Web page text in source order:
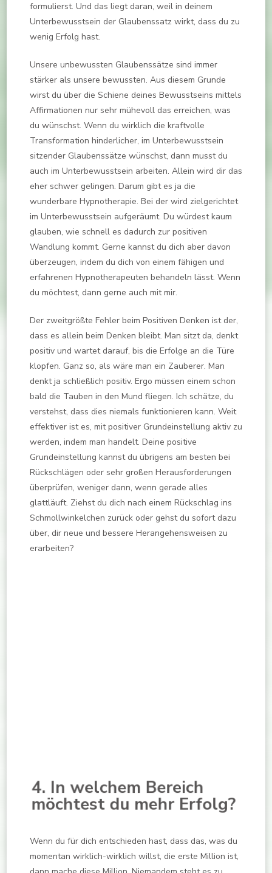
formulierst. Und das liegt daran, weil in deinem
Unterbewusstsein der Glaubenssatz wirkt, dass du zu
wenig Erfolg hast.
Unsere unbewussten Glaubenssätze sind immer
stärker als unsere bewussten. Aus diesem Grunde
wirst du über die Schiene deines Bewusstseins mittels
Affirmationen nur sehr mühevoll das erreichen, was
du wünschst. Wenn du wirklich die kraftvolle
Transformation hinderlicher, im Unterbewusstsein
sitzender Glaubenssätze wünschst, dann musst du
auch im Unterbewusstsein arbeiten. Allein wird dir das
eher schwer gelingen. Darum gibt es ja die
wunderbare Hypnotherapie. Bei der wird zielgerichtet
im Unterbewusstsein aufgeräumt. Du würdest kaum
glauben, wie schnell es dadurch zur positiven
Wandlung kommt. Gerne kannst du dich aber davon
überzeugen, indem du dich von einem fähigen und
erfahrenen Hypnotherapeuten behandeln lässt. Wenn
du möchtest, dann gerne auch mit mir.
Der zweitgrößte Fehler beim Positiven Denken ist der,
dass es allein beim Denken bleibt. Man sitzt da, denkt
positiv und wartet darauf, bis die Erfolge an die Türe
klopfen. Ganz so, als wäre man ein Zauberer. Man
denkt ja schließlich positiv. Ergo müssen einem schon
bald die Tauben in den Mund fliegen. Ich schätze, du
verstehst, dass dies niemals funktionieren kann. Weit
effektiver ist es, mit positiver Grundeinstellung aktiv zu
werden, indem man handelt. Deine positive
Grundeinstellung kannst du übrigens am besten bei
Rückschlägen oder sehr großen Herausforderungen
überprüfen, weniger dann, wenn gerade alles
glattläuft. Ziehst du dich nach einem Rückschlag ins
Schmollwinkelchen zurück oder gehst du sofort dazu
über, dir neue und bessere Herangehensweisen zu
erarbeiten?
4. In welchem Bereich
möchtest du mehr Erfolg?
Wenn du für dich entschieden hast, dass das, was du
momentan wirklich-wirklich willst, die erste Million ist,